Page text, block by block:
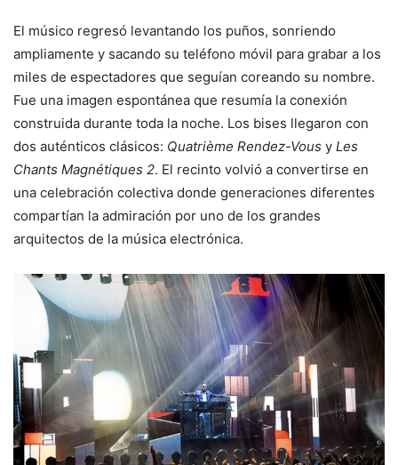
El músico regresó levantando los puños, sonriendo
ampliamente y sacando su teléfono móvil para grabar a los
miles de espectadores que seguían coreando su nombre.
Fue una imagen espontánea que resumía la conexión
construida durante toda la noche. Los bises llegaron con
dos auténticos clásicos: Quatrième Rendez-Vous y Les
Chants Magnétiques 2. El recinto volvió a convertirse en
una celebración colectiva donde generaciones diferentes
compartían la admiración por uno de los grandes
arquitectos de la música electrónica.